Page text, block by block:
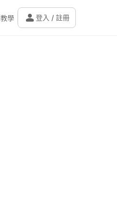
教學 person 登入 / 註冊